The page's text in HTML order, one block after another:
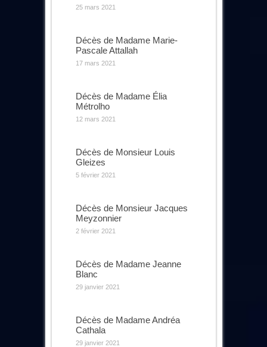
25 mars 2021
Décès de Madame Marie-
Pascale Attallah
17 mars 2021
Décès de Madame Élia
Métrolho
12 mars 2021
Décès de Monsieur Louis
Gleizes
5 février 2021
Décès de Monsieur Jacques
Meyzonnier
2 février 2021
Décès de Madame Jeanne
Blanc
29 janvier 2021
Décès de Madame Andréa
Cathala
29 janvier 2021